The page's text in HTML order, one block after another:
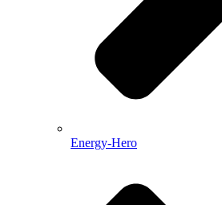
Energy-Hero